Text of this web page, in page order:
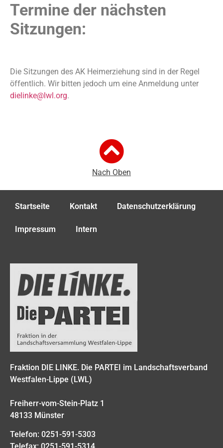
Termine der nächsten
Sitzungen:
Die Sitzungen des AK Heimerziehung sind in der Regel
öffentlich. Wir bitten jedoch um eine Anmeldung unter
dielinke@lwl.org.
Nach Oben
Startseite Kontakt Datenschutzerklärung
Impressum Intern
Fraktion DIE LINKE. Die PARTEI im Landschaftsverband
Westfalen-Lippe (LWL)
Freiherr-vom-Stein-Platz 1
48133 Münster
Telefon: 0251-591-5303